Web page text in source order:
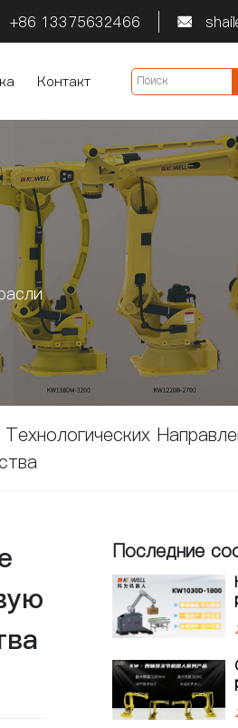
+86 13375632466 
Контакт
Последние